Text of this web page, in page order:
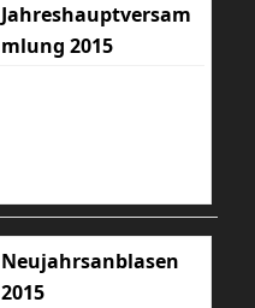
Jahreshauptversam
mlung 2015
Neujahrsanblasen
2015